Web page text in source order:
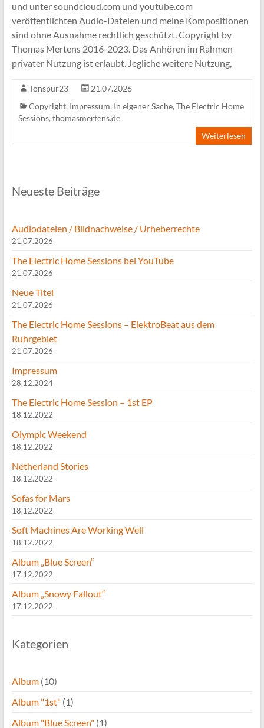
und unter soundcloud.com und youtube.com
veröffentlichten Audio-Dateien und meine Kompositionen
sind ohne Ausnahme rechtlich geschützt. Copyright by
Thomas Mertens 2016-2023. Das Anhören im Rahmen
privater Nutzung ist erlaubt. Jegliche weitere Nutzung,
Tonspur23
21.07.2026
Copyright, Impressum, In eigener Sache, The Electric Home
Sessions, thomasmertens.de
Weiterlesen
Neueste Beiträge
Audiodateien / Bildnachweise / Urheberrechte
21.07.2026
The Electric Home Sessions bei YouTube
21.07.2026
Neue Titel
21.07.2026
The Electric Home Sessions – ElektroBeat aus dem
Ruhrgebiet
21.07.2026
Impressum
28.12.2024
The Electric Home Session – 1st EP
18.12.2022
Olympic Weekend
18.12.2022
Netherland Stories
18.12.2022
Sofas for Mars
18.12.2022
Soft Machines Are Working Well
18.12.2022
Album „Blue Screen“
17.12.2022
Album „Snowy Fallout“
17.12.2022
Kategorien
Album(10)
Album "1st"(1)
Album "Blue Screen"(1)